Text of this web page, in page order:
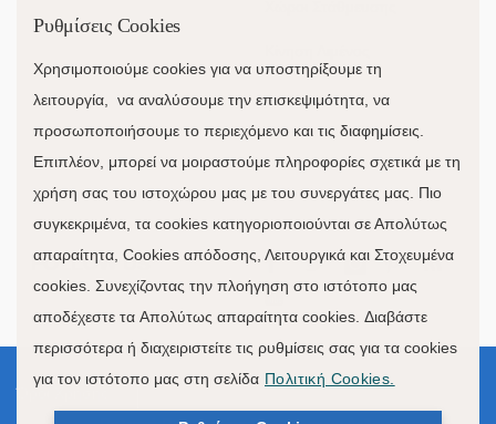
FOLLOW US
Όροι Χρήσης
Ρυθμίσεις Cookies
Χρησιμοποιούμε cookies για να υποστηρίξουμε τη
λειτουργία, να αναλύσουμε την επισκεψιμότητα, να
προσωποποιήσουμε το περιεχόμενο και τις διαφημίσεις.
Επιπλέον, μπορεί να μοιραστούμε πληροφορίες σχετικά με τη
χρήση σας του ιστοχώρου μας με του συνεργάτες μας. Πιο
συγκεκριμένα, τα cookies κατηγοριοποιούνται σε Απολύτως
απαραίτητα, Cookies απόδοσης, Λειτουργικά και Στοχευμένα
cookies. Συνεχίζοντας την πλοήγηση στο ιστότοπο μας
αποδέχεστε τα Απολύτως απαραίτητα cookies. Διαβάστε
περισσότερα ή διαχειριστείτε τις ρυθμίσεις σας για τα cookies
για τον ιστότοπο μας στη σελίδα Πολιτική Cookies.